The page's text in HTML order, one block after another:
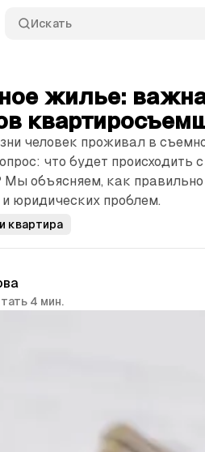
Искать
жилье:
человек проживал в
что будет происходить
объясняем, как
юридических проблем.
квартира
4 мин.